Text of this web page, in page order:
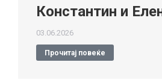
Константин и
03.06.2026
Прочитај повеќе